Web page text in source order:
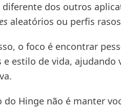
diferente dos outros
aleatórios ou perfis
o foco é encontrar
e estilo de vida, ajudando
do Hinge não é manter